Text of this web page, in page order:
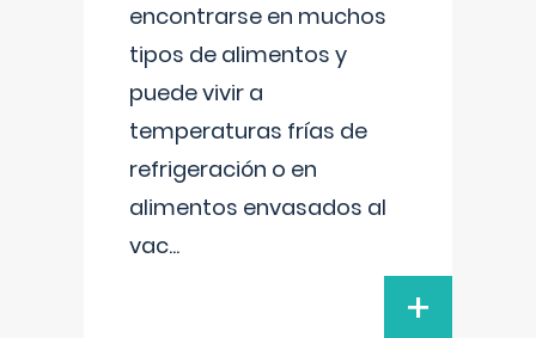
encontrarse en muchos
tipos de alimentos y
puede vivir a
temperaturas frías de
refrigeración o en
alimentos envasados al
vac...
+